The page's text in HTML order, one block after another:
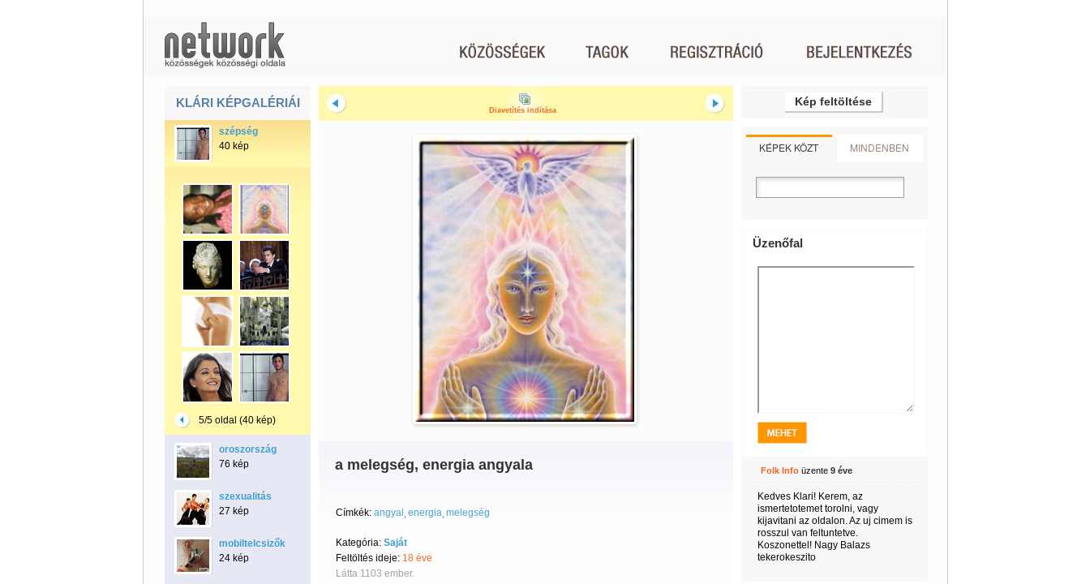
KLÁRI KÉPGALÉRIÁI
szépség
40 kép
5/5 oldal (40 kép)
oroszország
76 kép
szexualitás
27 kép
mobiltelcsizők
24 kép
Diavetítés indítása
a melegség, energia angyala
Címkék: angyal energia melegség
Kategória: Saját
Feltöltés ideje: 18 éve
Látta 1103 ember.
Kép feltöltése
KÉPEK KÖZT MINDENBEN
Üzenőfal
Folk Infoüzente 9 éve
Kedves Klari! Kerem, az
ismertetotemet torolni, vagy
kijavitani az oldalon. Az uj cimem is
rosszul van feltuntetve.
Koszonettel! Nagy Balazs
tekerokeszito